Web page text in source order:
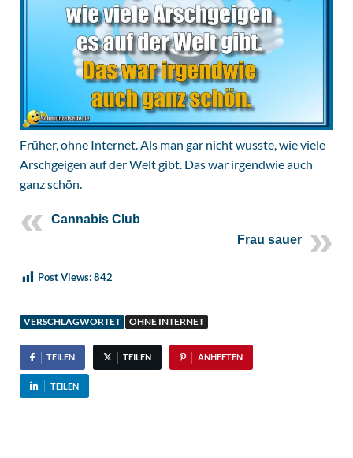
Früher, ohne Internet. Als man gar nicht wusste, wie viele
Arschgeigen auf der Welt gibt. Das war irgendwie auch
ganz schön.
Cannabis Club
Frau sauer
Post Views:842
VERSCHLAGWORTET OHNE INTERNET
TEILEN TEILEN ANHEFTEN
TEILEN